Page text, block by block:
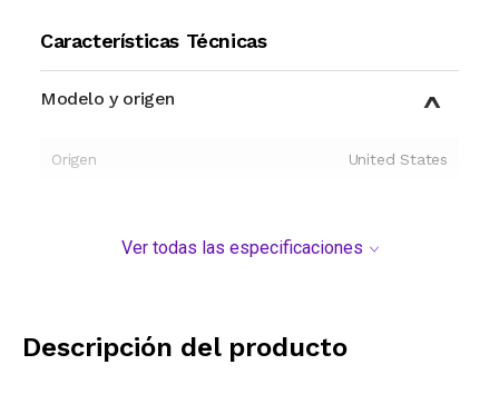
Características Técnicas
Modelo y origen
Origen United States
Ver todas las especificaciones
Descripción del producto